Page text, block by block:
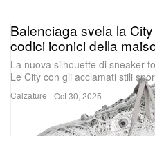
Calzature
Balenciaga svela la
codici iconici della
La nuova silhouette di sneaker
Le City con gli acclamati stili
Oct 30, 2025